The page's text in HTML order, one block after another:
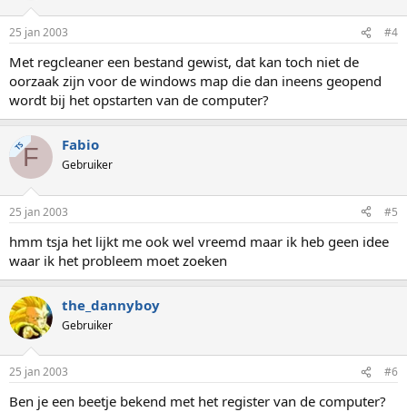
25 jan 2003 #4
Met regcleaner een bestand gewist, dat kan toch niet de
oorzaak zijn voor de windows map die dan ineens geopend
wordt bij het opstarten van de computer?
TSF Fabio
Gebruiker
25 jan 2003 #5
hmm tsja het lijkt me ook wel vreemd maar ik heb geen idee
waar ik het probleem moet zoeken
the_dannyboy
Gebruiker
25 jan 2003 #6
Ben je een beetje bekend met het register van de computer?